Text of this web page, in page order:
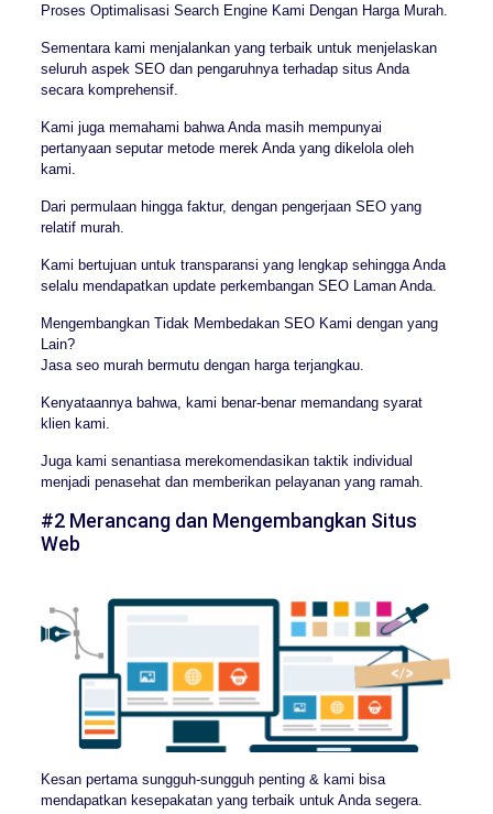
Proses Optimalisasi Search Engine Kami Dengan Harga Murah.
Sementara kami menjalankan yang terbaik untuk menjelaskan
seluruh aspek SEO dan pengaruhnya terhadap situs Anda
secara komprehensif.
Kami juga memahami bahwa Anda masih mempunyai
pertanyaan seputar metode merek Anda yang dikelola oleh
kami.
Dari permulaan hingga faktur, dengan pengerjaan SEO yang
relatif murah.
Kami bertujuan untuk transparansi yang lengkap sehingga Anda
selalu mendapatkan update perkembangan SEO Laman Anda.
Mengembangkan Tidak Membedakan SEO Kami dengan yang
Lain?
Jasa seo murah bermutu dengan harga terjangkau.
Kenyataannya bahwa, kami benar-benar memandang syarat
klien kami.
Juga kami senantiasa merekomendasikan taktik individual
menjadi penasehat dan memberikan pelayanan yang ramah.
#2 Merancang dan Mengembangkan Situs
Web
Kesan pertama sungguh-sungguh penting & kami bisa
mendapatkan kesepakatan yang terbaik untuk Anda segera.